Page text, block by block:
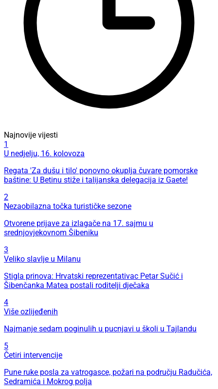
Najnovije vijesti
1
U nedjelju, 16. kolovoza
Regata 'Za dušu i tilo' ponovno okuplja čuvare pomorske
baštine: U Betinu stiže i talijanska delegacija iz Gaete!
2
Nezaobilazna točka turističke sezone
Otvorene prijave za izlagače na 17. sajmu u
srednjovjekovnom Šibeniku
3
Veliko slavlje u Milanu
Stigla prinova: Hrvatski reprezentativac Petar Sučić i
Šibenčanka Matea postali roditelji dječaka
4
Više ozlijeđenih
Najmanje sedam poginulih u pucnjavi u školi u Tajlandu
5
Četiri intervencije
Pune ruke posla za vatrogasce, požari na području Radučića,
Sedramića i Mokrog polja